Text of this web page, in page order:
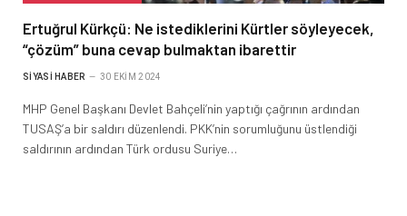
Ertuğrul Kürkçü: Ne istediklerini Kürtler söyleyecek,
“çözüm” buna cevap bulmaktan ibarettir
SIYASI HABER 30 EKIM 2024
MHP Genel Başkanı Devlet Bahçeli’nin yaptığı çağrının ardından
TUSAŞ’a bir saldırı düzenlendi. PKK’nin sorumluğunu üstlendiği
saldırının ardından Türk ordusu Suriye…